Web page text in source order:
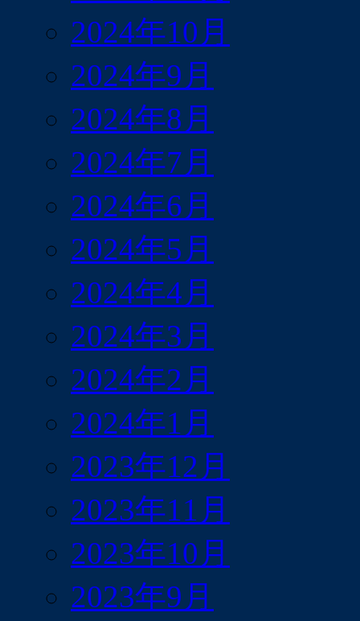
2024年10月
2024年9月
2024年8月
2024年7月
2024年6月
2024年5月
2024年4月
2024年3月
2024年2月
2024年1月
2023年12月
2023年11月
2023年10月
2023年9月